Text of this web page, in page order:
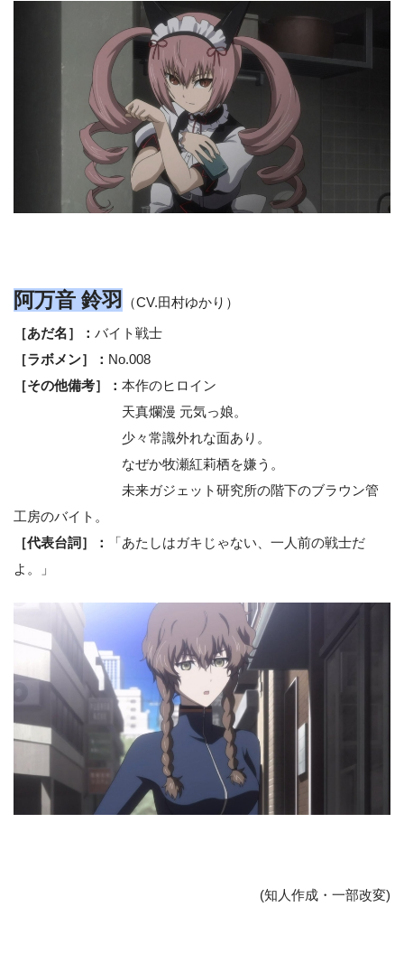
阿万音 鈴羽
（CV.田村ゆかり）
［あだ名］： バイト戦士
［ラボメン］： No.008
［その他備考］： 本作のヒロイン
天真爛漫 元気っ娘。
少々常識外れな面あり。
なぜか牧瀬紅莉栖を嫌う。
未来ガジェット研究所の階下のブラウン管
工房のバイト。
［代表台詞］：
「あたしはガキじゃない、一人前の戦士だ
よ。」
(知人作成・一部改変)